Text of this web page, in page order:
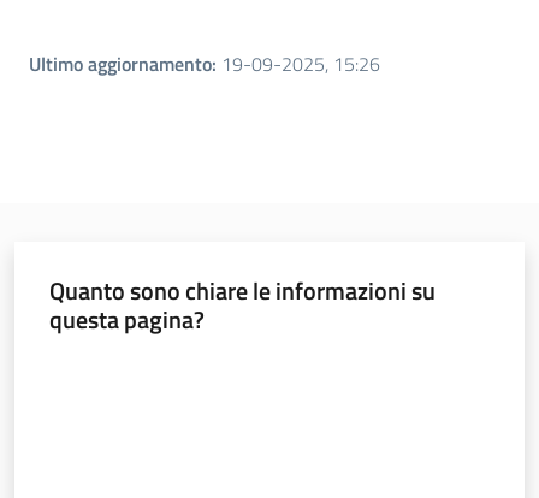
Ultimo aggiornamento: 19-09-2025, 15:26
Quanto sono chiare le informazioni su
questa pagina?